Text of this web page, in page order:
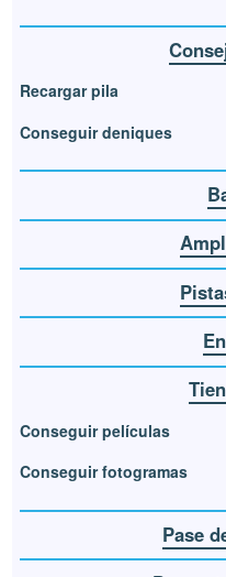
Recargar pila
Conseguir deniques
Conseguir películas
Conseguir fotogramas
Pase